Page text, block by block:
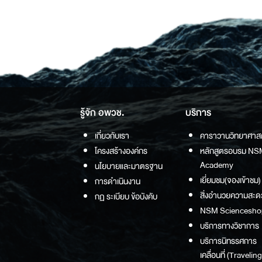
รู้จัก อพวช.
เกี่ยวกับเรา
โครงสร้างองค์กร
นโยบายและมาตรฐาน
การดำเนินงาน
กฏ ระเบียบ ข้อบังคับ
บริการ
คาราวานวิทยาศา
หลักสูตรอบรม
Academy
เยี่ยมชม(จองเข้าชม)
สิ่งอำนวยความสะ
NSM
บริการทางวิชาการ
บริการนิทรรศการ
เคลื่อนที่ (Traveling